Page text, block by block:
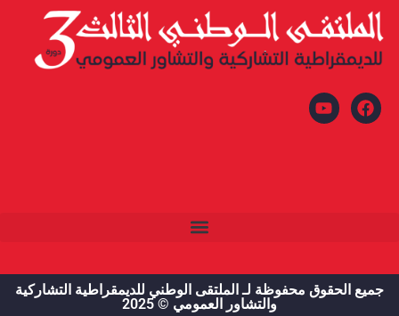
جميع الحقوق محفوظة لـ الملتقى الوطني للديمقراطية التشاركية
والتشاور العمومي © 2025